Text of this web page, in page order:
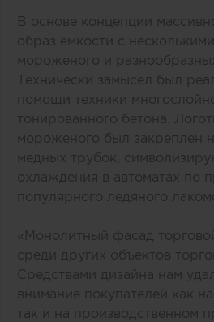
В основе концепции
образ емкости с
мороженого и
Технически замысел был
помощи техники
тонированного бетона.
мороженого был закреплен
медных трубок,
охлаждения в автоматах по
популярного ледяного
«Монолитный фасад
среди других объектов
Средствами дизайна нам
внимание покупателей как
так и на производственном